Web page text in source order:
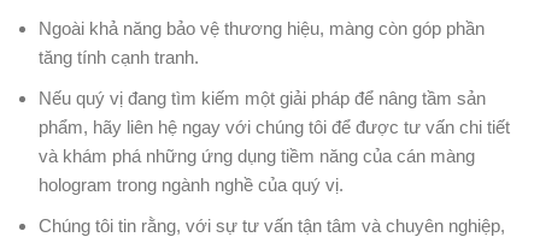
Ngoài khả năng bảo vệ thương hiệu, màng còn góp phần
tăng tính cạnh tranh.
Nếu quý vị đang tìm kiếm một giải pháp để nâng tầm sản
phẩm, hãy liên hệ ngay với chúng tôi để được tư vấn chi tiết
và khám phá những ứng dụng tiềm năng của cán màng
hologram trong ngành nghề của quý vị.
Chúng tôi tin rằng, với sự tư vấn tận tâm và chuyên nghiệp,